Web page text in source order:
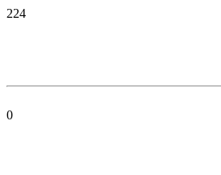
224
0